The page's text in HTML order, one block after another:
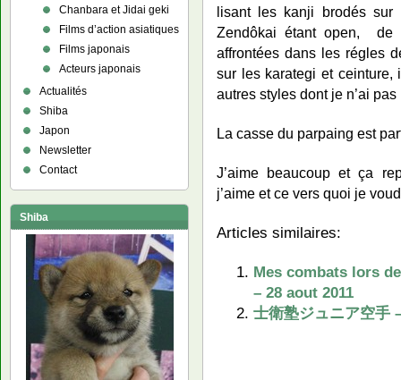
lisant les kanji brodés sur
Zendôkai étant open, de
affrontées dans les régles
sur les karategi et ceinture,
autres styles dont je n’ai
La casse du parpaing est
J’aime beaucoup et ça
j’aime et ce vers quoi je
Articles similaires:
Mes combats lors
– 28 aout 2011
士衛塾ジュニア空手
Chanbara et Jidai geki
Films d’action asiatiques
Films japonais
Acteurs japonais
Actualités
Shiba
Japon
Newsletter
Contact
Shiba